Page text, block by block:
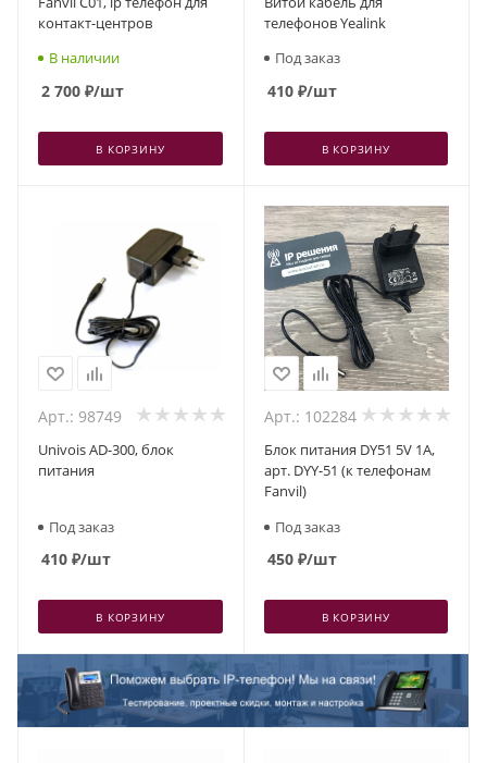
контакт-центров
В наличии
2 700 ₽/шт
В КОРЗИНУ
телефонов Yealink
Под заказ
410₽/шт
В КОРЗИНУ
Арт.: 98749
Univois AD-300, блок
питания
Под заказ
410 ₽/шт
В КОРЗИНУ
Арт.: 102284
Блок питания DY51 5V 1A,
арт. DYY-51 (к телефонам
Fanvil)
Под заказ
450₽/шт
В КОРЗИНУ